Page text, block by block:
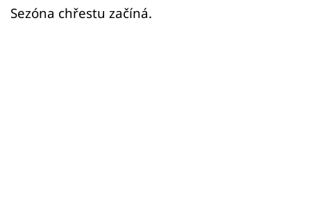
Sezóna chřestu začíná.